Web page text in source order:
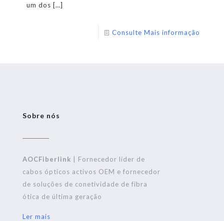
um dos […]
Consulte Mais informação
Sobre nós
AOCFiberlink | Fornecedor líder de
cabos ópticos activos OEM e fornecedor
de soluções de conetividade de fibra
ótica de última geração
Ler mais